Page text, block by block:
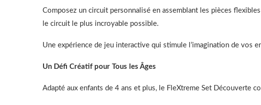
Composez un circuit personnalisé en assemblant les pièces
le circuit le plus incroyable possible.
Une expérience de jeu interactive qui stimule l’imagination de vos
Un Défi Créatif pour Tous les Âges
Adapté aux enfants de 4 ans et plus, le FleXtreme Set Découverte